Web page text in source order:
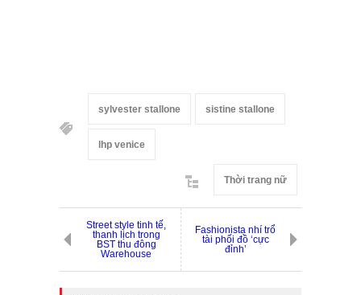
sylvester stallone sistine stallone
lhp venice
Thời trang nữ
Street style tinh tế,
thanh lịch trong
BST thu đông
Warehouse
Fashionista nhí trổ
tài phối đồ ‘cực
đỉnh’